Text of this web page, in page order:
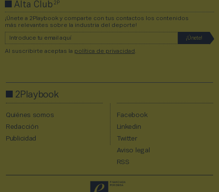
Alta Club2P
¡Únete a 2Playbook y comparte con tus contactos los contenidos
más relevantes sobre la industria del deporte!
Al suscribirte aceptas la política de privacidad .
2Playbook
Quiénes somos
Redacción
Publicidad
Facebook
Linkedin
Twitter
Aviso legal
RSS